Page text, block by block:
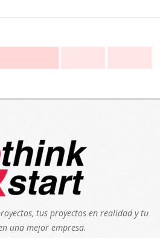
tus proyectos en realidad y tu
una mejor empresa.